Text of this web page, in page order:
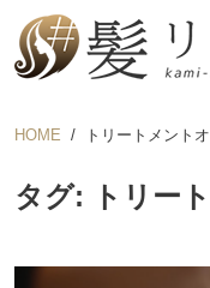
HOME トリートメント
タグ: トリー